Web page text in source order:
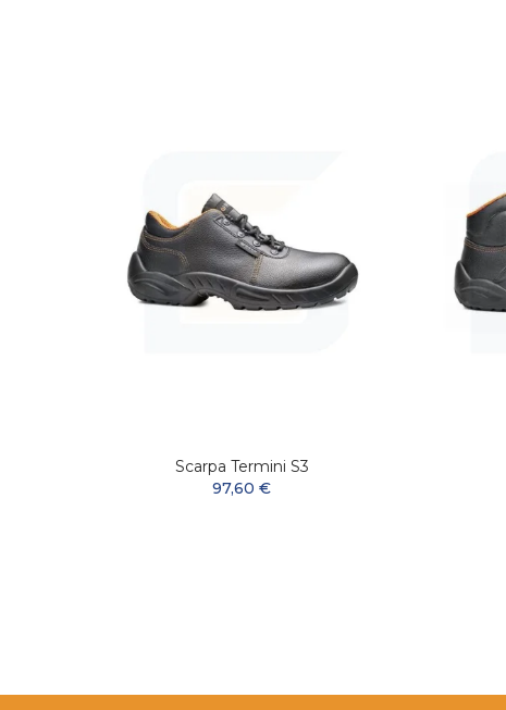
Scarpa Termini S3
97,60 €